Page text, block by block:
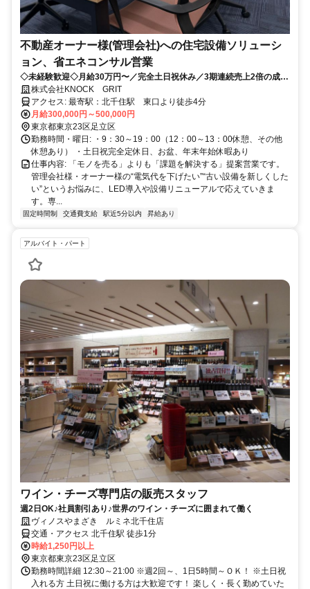
不動産オーナー様(管理会社)への住宅設備ソリューシ
ョン、省エネコンサル営業
◇未経験歓迎◇月給30万円〜／完全土日祝休み／3期連続売上2倍の成長
企業で提案営業に挑戦！
株式会社KNOCK GRIT
アクセス: 最寄駅：北千住駅 東口より徒歩4分
月給300,000円～500,000円
東京都東京23区足立区
勤務時間・曜日: ・9：30～19：00（12：00～13：00休憩、その他
休憩あり） ・土日祝完全定休日、お盆、年末年始休暇あり
仕事内容: 「モノを売る」よりも「課題を解決する」提案営業です。
管理会社様・オーナー様の“電気代を下げたい”“古い設備を新しくした
い”というお悩みに、LED導入や設備リニューアルで応えていきま
す。専...
固定時間制 交通費支給 駅近5分以内 昇給あり
アルバイト・パート
ワイン・チーズ専門店の販売スタッフ
週2日OK♪社員割引あり♪世界のワイン・チーズに囲まれて働く
ヴィノスやまざき ルミネ北千住店
交通・アクセス 北千住駅 徒歩1分
時給1,250円以上
東京都東京23区足立区
勤務時間詳細 12:30～21:00 ※週2回～、1日5時間～ＯＫ！ ※土日祝
入れる方 土日祝に働ける方は大歓迎です！ 楽しく・長く勤めていた